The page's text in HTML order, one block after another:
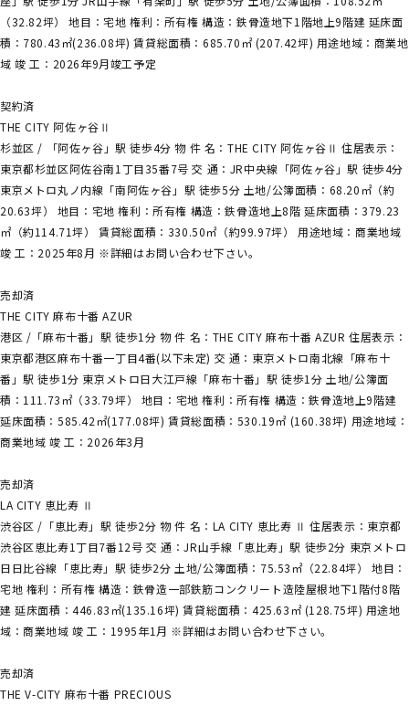
（32.82坪） 地目：宅地 権利：所有権 構造：鉄骨造地下1階地上9階建 延床面
積：780.43㎡(236.08坪) 賃貸総面積：685.70㎡ (207.42坪) 用途地域：商業地
域 竣 工：2026年9月竣工予定
契約済
THE CITY 阿佐ヶ谷Ⅱ
杉並区 / 「阿佐ヶ谷」駅 徒歩4分 物 件 名：THE CITY 阿佐ヶ谷Ⅱ 住居表示：
東京都杉並区阿佐谷南1丁目35番7号 交 通：JR中央線「阿佐ヶ谷」駅 徒歩4分
東京メトロ丸ノ内線「南阿佐ヶ谷」駅 徒歩5分 土地/公簿面積：68.20㎡（約
20.63坪） 地目：宅地 権利：所有権 構造：鉄骨造地上8階 延床面積：379.23
㎡（約114.71坪） 賃貸総面積：330.50㎡（約99.97坪） 用途地域：商業地域
竣 工：2025年8月 ※詳細はお問い合わせ下さい。
売却済
THE CITY 麻布十番 AZUR
港区 /「麻布十番」駅 徒歩1分 物 件 名：THE CITY 麻布十番 AZUR 住居表示：
東京都港区麻布十番一丁目4番(以下未定) 交 通：東京メトロ南北線「麻布十
番」駅 徒歩1分 東京メトロ日大江戸線「麻布十番」駅 徒歩1分 土地/公簿面
積：111.73㎡（33.79坪） 地目：宅地 権利：所有権 構造：鉄骨造地上9階建
延床面積：585.42㎡(177.08坪) 賃貸総面積：530.19㎡ (160.38坪) 用途地域：
商業地域 竣 工：2026年3月
売却済
LA CITY 恵比寿 Ⅱ
渋谷区 /「恵比寿」駅 徒歩2分 物 件 名：LA CITY 恵比寿 Ⅱ 住居表示：東京都
渋谷区恵比寿1丁目7番12号 交 通：JR山手線「恵比寿」駅 徒歩2分 東京メトロ
日日比谷線「恵比寿」駅 徒歩2分 土地/公簿面積：75.53㎡（22.84坪） 地目：
宅地 権利：所有権 構造：鉄骨造一部鉄筋コンクリート造陸屋根地下1階付8階
建 延床面積：446.83㎡(135.16坪) 賃貸総面積：425.63㎡ (128.75坪) 用途地
域：商業地域 竣 工：1995年1月 ※詳細はお問い合わせ下さい。
売却済
THE V-CITY 麻布十番 PRECIOUS